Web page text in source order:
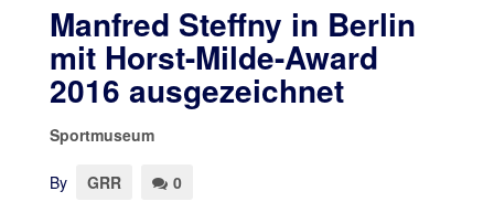
Manfred Steffny in Berlin
mit Horst-Milde-Award
2016 ausgezeichnet
Sportmuseum
By GRR 0